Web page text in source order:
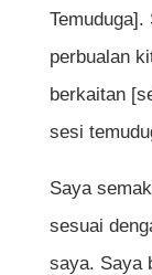
perbualan
berkaitan
sesi
Saya
sesuai
saya. Saya